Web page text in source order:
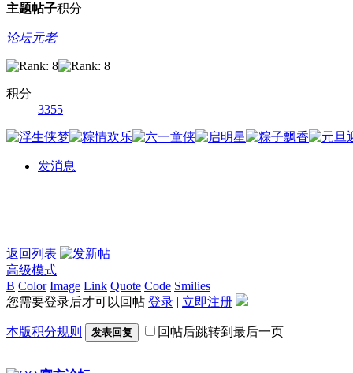
主题帖子积分
论坛元老
积分
3355
发消息
返回列表
高级模式
B Color Image Link Quote Code Smilies
您需要登录后才可以回帖 登录 | 立即注册
本版积分规则 发表回复 回帖后跳转到最后一页